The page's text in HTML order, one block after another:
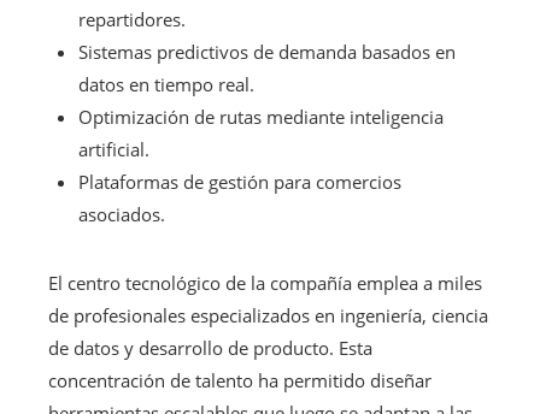
repartidores.
Sistemas predictivos de demanda basados en
datos en tiempo real.
Optimización de rutas mediante inteligencia
artificial.
Plataformas de gestión para comercios
asociados.
El centro tecnológico de la compañía emplea a miles
de profesionales especializados en ingeniería, ciencia
de datos y desarrollo de producto. Esta
concentración de talento ha permitido diseñar